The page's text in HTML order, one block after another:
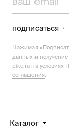
подписаться
Нажимая
данныхи
pike.ru на условиях
соглашения.
Каталог